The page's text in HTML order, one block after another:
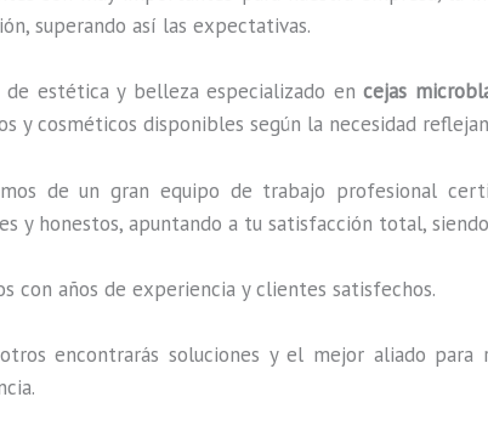
superando así las expectativas.
de estética y belleza especializado encejas
y cosméticos disponibles según la necesidad
de un gran equipo de trabajo profesional
y honestos, apuntando a tu satisfacción total,
con años de experiencia y clientes satisfechos.
encontrarás soluciones y el mejor aliado